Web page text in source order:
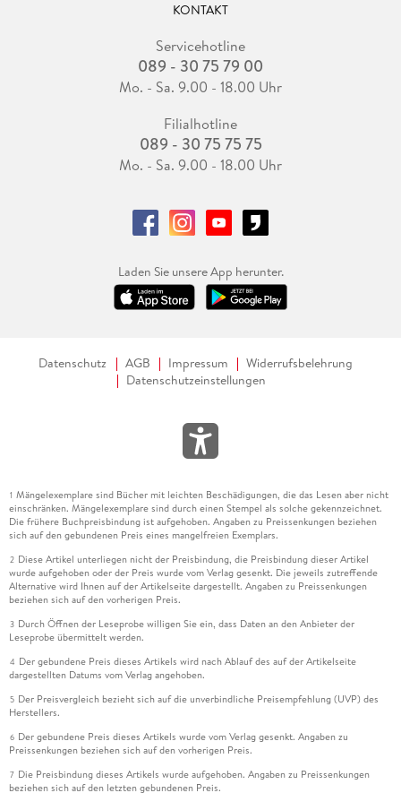
KONTAKT
Servicehotline
089 - 30 75 79 00
Mo. - Sa. 9.00 - 18.00 Uhr
Filialhotline
089 - 30 75 75 75
Mo. - Sa. 9.00 - 18.00 Uhr
Laden Sie unsere App herunter.
Datenschutz AGB Impressum
Widerrufsbelehrung
Datenschutzeinstellungen
1 Mängelexemplare sind Bücher mit leichten Beschädigungen, die das Lesen aber nicht
einschränken. Mängelexemplare sind durch einen Stempel als solche gekennzeichnet.
Die frühere Buchpreisbindung ist aufgehoben. Angaben zu Preissenkungen beziehen
sich auf den gebundenen Preis eines mangelfreien Exemplars.
2 Diese Artikel unterliegen nicht der Preisbindung, die Preisbindung dieser Artikel
wurde aufgehoben oder der Preis wurde vom Verlag gesenkt. Die jeweils zutreffende
Alternative wird Ihnen auf der Artikelseite dargestellt. Angaben zu Preissenkungen
beziehen sich auf den vorherigen Preis.
3 Durch Öffnen der Leseprobe willigen Sie ein, dass Daten an den Anbieter der
Leseprobe übermittelt werden.
4 Der gebundene Preis dieses Artikels wird nach Ablauf des auf der Artikelseite
dargestellten Datums vom Verlag angehoben.
5 Der Preisvergleich bezieht sich auf die unverbindliche Preisempfehlung (UVP) des
Herstellers.
6 Der gebundene Preis dieses Artikels wurde vom Verlag gesenkt. Angaben zu
Preissenkungen beziehen sich auf den vorherigen Preis.
7 Die Preisbindung dieses Artikels wurde aufgehoben. Angaben zu Preissenkungen
beziehen sich auf den letzten gebundenen Preis.